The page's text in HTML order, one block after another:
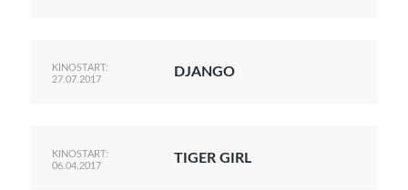
KINOSTART:
27.07.2017
DJANGO
KINOSTART:
06.04.2017
TIGER GIRL